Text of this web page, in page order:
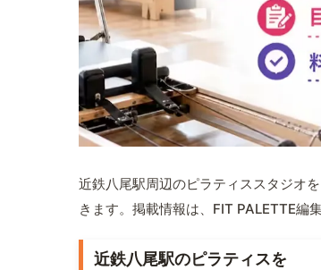
近鉄八尾駅周辺のピラティススタジオ
きます。掲載情報は、FIT PALETTE編
近鉄八尾駅のピラティスを